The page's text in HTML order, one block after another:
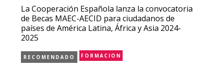
La Cooperación Española lanza la convocatoria
de Becas MAEC-AECID para ciudadanos de
países de América Latina, África y Asia 2024-
2025
RECOMENDADO FORMACION